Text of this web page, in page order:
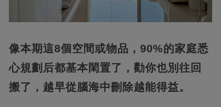
像本期這8個空間或物品，90%的家庭悉
心規劃后都基本閑置了，勸你也別往回
搬了，越早從腦海中刪除越能得益。